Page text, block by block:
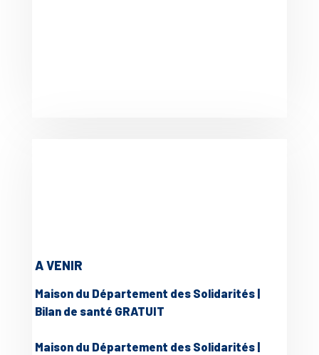
A VENIR
Maison du Département des Solidarités |
Bilan de santé GRATUIT
Maison du Département des Solidarités |